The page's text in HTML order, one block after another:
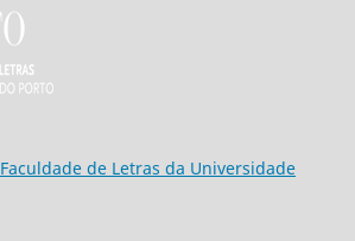
Faculdade de Letras da Universidade